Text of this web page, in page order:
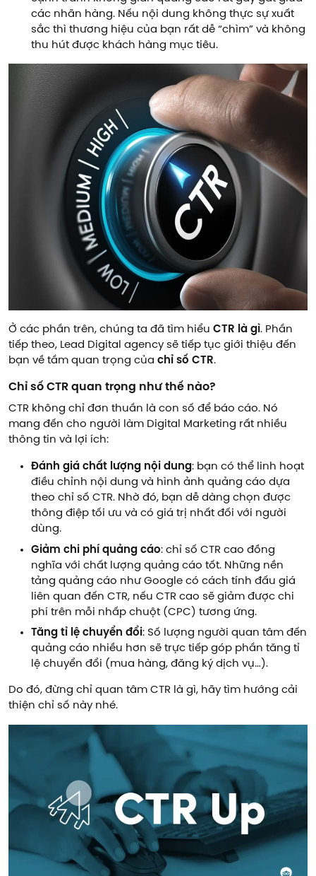
các nhãn hàng. Nếu nội dung không thực sự xuất
sắc thì thương hiệu của bạn rất dễ “chìm” và không
thu hút được khách hàng mục tiêu.
Ở các phần trên, chúng ta đã tìm hiểu CTR là gì. Phần
tiếp theo, Lead Digital agency sẽ tiếp tục giới thiệu đến
bạn về tầm quan trọng của chỉ số CTR.
Chỉ số CTR quan trọng như thế nào?
CTR không chỉ đơn thuần là con số để báo cáo. Nó
mang đến cho người làm Digital Marketing rất nhiều
thông tin và lợi ích:
Đánh giá chất lượng nội dung: bạn có thể linh hoạt
điều chỉnh nội dung và hình ảnh quảng cáo dựa
theo chỉ số CTR. Nhờ đó, bạn dễ dàng chọn được
thông điệp tối ưu và có giá trị nhất đối với người
dùng.
Giảm chi phí quảng cáo: chỉ số CTR cao đồng
nghĩa với chất lượng quảng cáo tốt. Những nền
tảng quảng cáo như Google có cách tính đấu giá
liên quan đến CTR, nếu CTR cao sẽ giảm được chi
phí trên mỗi nhấp chuột (CPC) tương ứng.
Tăng tỉ lệ chuyển đổi: Số lượng người quan tâm đến
quảng cáo nhiều hơn sẽ trực tiếp góp phần tăng tỉ
lệ chuyển đổi (mua hàng, đăng ký dịch vụ…).
Do đó, đừng chỉ quan tâm CTR là gì, hãy tìm hướng cải
thiện chỉ số này nhé.